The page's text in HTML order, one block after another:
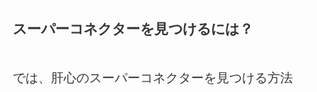
スーパーコネクターを見つけるには？
では、肝心のスーパーコネクターを見つける方法